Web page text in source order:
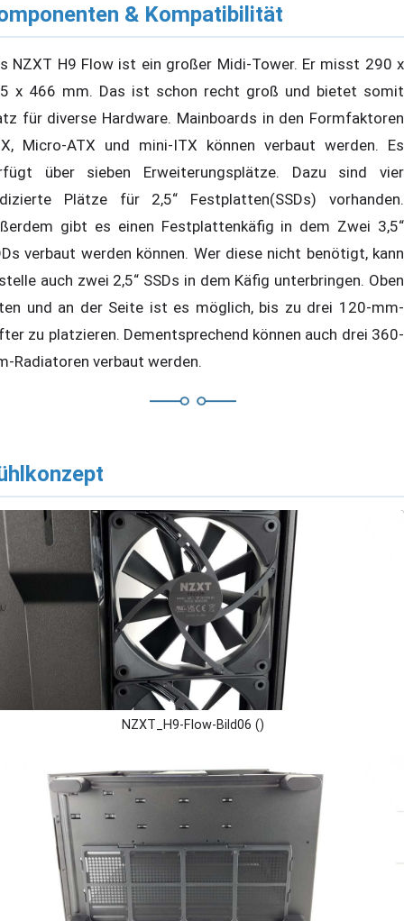
& Kompatibilität
NZXT H9 Flow ist ein großer Midi-Tower. Er misst 290 x
x 466 mm. Das ist schon recht groß und bietet somit
für diverse Hardware. Mainboards in den Formfaktoren
Micro-ATX und mini-ITX können verbaut werden. Es
über sieben Erweiterungsplätze. Dazu sind vier
Plätze für 2,5“ Festplatten(SSDs) vorhanden.
gibt es einen Festplattenkäfig in dem Zwei 3,5“
verbaut werden können. Wer diese nicht benötigt, kann
auch zwei 2,5“ SSDs in dem Käfig unterbringen. Oben
und an der Seite ist es möglich, bis zu drei 120-mm-
zu platzieren. Dementsprechend können auch drei 360-
Radiatoren verbaut werden.
NZXT_H9-Flow-Bild06 ()